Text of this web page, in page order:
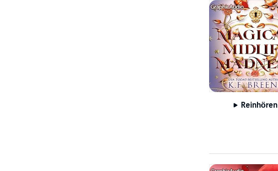
Reinhören